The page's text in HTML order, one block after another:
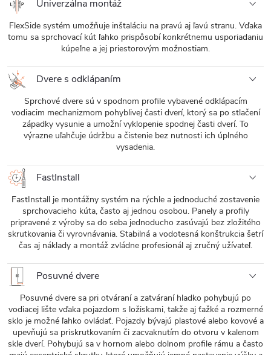
Univerzálna montáž
FlexSide systém umožňuje inštaláciu na pravú aj ľavú stranu. Vďaka
tomu sa sprchovací kút ľahko prispôsobí konkrétnemu usporiadaniu
kúpeľne a jej priestorovým možnostiam.
Dvere s odklápaním
Sprchové dvere sú v spodnom profile vybavené odklápacím
vodiacim mechanizmom pohyblivej časti dverí, ktorý sa po stlačení
západky vysunie a umožní vyklopenie spodnej časti dverí. To
výrazne uľahčuje údržbu a čistenie bez nutnosti ich úplného
vysadenia.
FastInstall
FastInstall je montážny systém na rýchle a jednoduché zostavenie
sprchovacieho kúta, často aj jednou osobou. Panely a profily
pripravené z výroby sa do seba jednoducho zasúvajú bez zložitého
skrutkovania či vyrovnávania. Stabilná a vodotesná konštrukcia šetrí
čas aj náklady a montáž zvládne profesionál aj zručný užívateľ.
Posuvné dvere
Posuvné dvere sa pri otváraní a zatváraní hladko pohybujú po
vodiacej lište vďaka pojazdom s ložiskami, takže aj ťažké a rozmerné
sklo je možné ľahko ovládať. Pojazdy bývajú plastové alebo kovové a
upevňujú sa priskrutkovaním či zacvaknutím do otvoru v kalenom
skle dverí. Pohybujú sa v hornom alebo dolnom profile rámu a často